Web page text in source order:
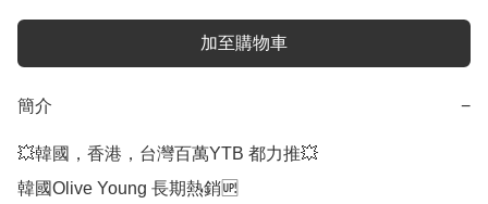
加至購物車
簡介 −
💥韓國，香港，台灣百萬YTB 都力推💥
韓國Olive Young 長期熱銷🆙